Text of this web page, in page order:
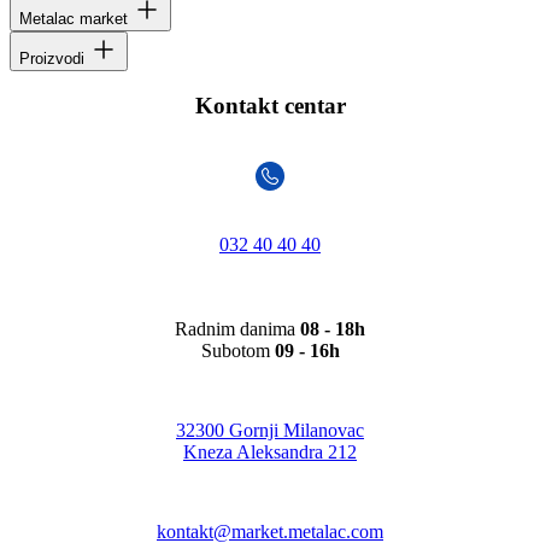
Metalac market
Proizvodi
Kontakt centar
032 40 40 40
Radnim danima 08 - 18h
Subotom 09 - 16h
32300 Gornji Milanovac
Kneza Aleksandra 212
kontakt@market.metalac.com